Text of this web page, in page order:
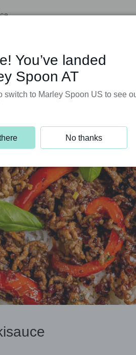
You’ve landed
Spoon AT
switch to Marley Spoon US to see
No thanks